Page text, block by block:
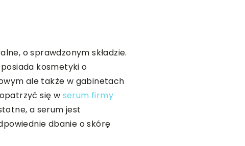
o sprawdzonym składzie.
kosmetyki o
ale także w gabinetach
się w serum firmy
a serum jest
dbanie o skórę